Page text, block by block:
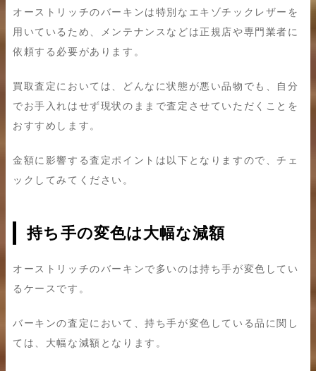
オーストリッチのバーキンは特別なエキゾチックレザーを
用いているため、メンテナンスなどは正規店や専門業者に
依頼する必要があります。
買取査定においては、どんなに状態が悪い品物でも、自分
でお手入れはせず現状のままで査定させていただくことを
おすすめします。
金額に影響する査定ポイントは以下となりますので、チェ
ックしてみてください。
持ち手の変色は大幅な減額
オーストリッチのバーキンで多いのは持ち手が変色してい
るケースです。
バーキンの査定において、持ち手が変色している品に関し
ては、大幅な減額となります。